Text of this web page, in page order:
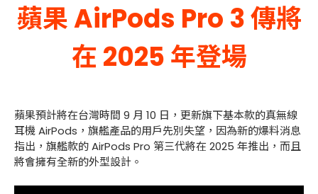
蘋果 AirPods Pro 3 傳將
在 2025 年登場
蘋果預計將在台灣時間 9 月 10 日，更新旗下基本款的真無線
耳機 AirPods，旗艦產品的用戶先別失望，因為新的爆料消息
指出，旗艦款的 AirPods Pro 第三代將在 2025 年推出，而且
將會擁有全新的外型設計。